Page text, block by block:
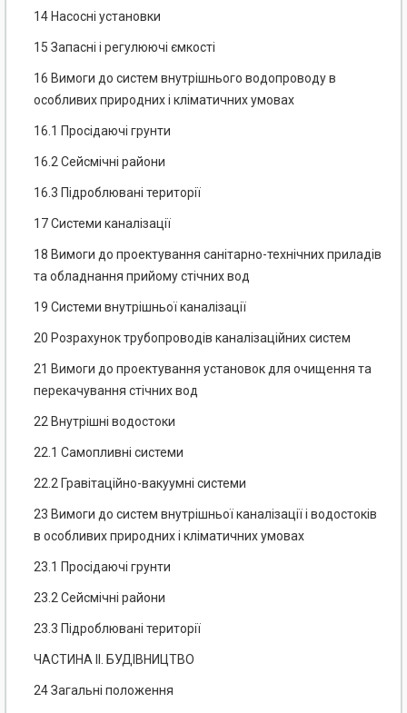
14 Насосні установки
15 Запасні і регулюючі ємкості
16 Вимоги до систем внутрішнього водопроводу в
особливих природних і кліматичних умовах
16.1 Просідаючі грунти
16.2 Сейсмічні райони
16.3 Підроблювані території
17 Системи каналізації
18 Вимоги до проектування санітарно-технічних приладів
та обладнання прийому стічних вод
19 Системи внутрішньої каналізації
20 Розрахунок трубопроводів каналізаційних систем
21 Вимоги до проектування установок для очищення та
перекачування стічних вод
22 Внутрішні водостоки
22.1 Самопливні системи
22.2 Гравітаційно-вакуумні системи
23 Вимоги до систем внутрішньої каналізації і водостоків
в особливих природних і кліматичних умовах
23.1 Просідаючі грунти
23.2 Сейсмічні райони
23.3 Підроблювані території
ЧАСТИНА II. БУДІВНИЦТВО
24 Загальні положення